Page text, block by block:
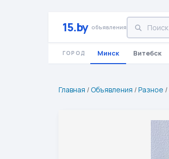
15.by объявления
ГОРОД Минск Витебск
Главная /Объявления /Разное /